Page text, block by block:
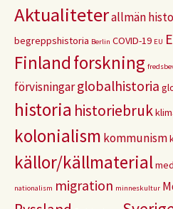
Aktualiteterallmän
begreppshistoria Berlin COVID-19 EU
Finlandforskning
förvisningarglobalhistoria
historia historiebruk
kolonialism kommunism
källor/källmaterial
nationalism migration minneskultur